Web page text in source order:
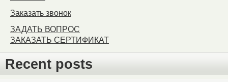
Заказать звонок
ЗАДАТЬ ВОПРОС
ЗАКАЗАТЬ СЕРТИФИКАТ
Recent posts